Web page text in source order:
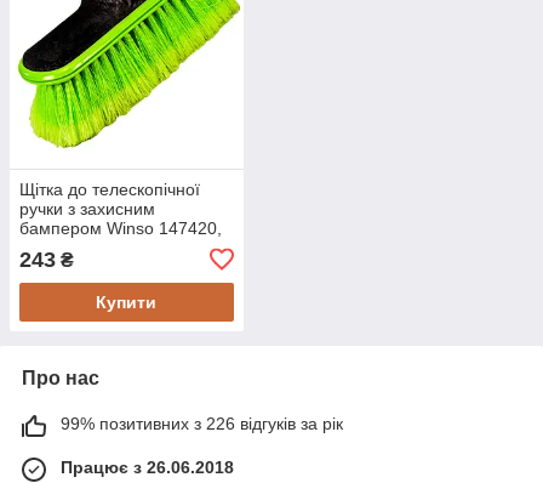
Щітка до телескопічної
ручки з захисним
бампером Winso 147420,
25 см, висота ворсу 6 см
243 ₴
Купити
Про нас
99% позитивних з 226 відгуків за рік
Працює з 26.06.2018